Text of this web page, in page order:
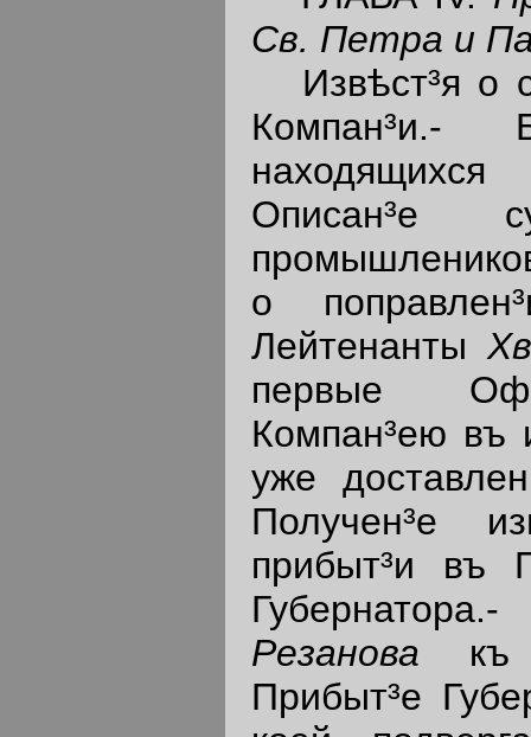
Св. Петра и
Извѣст³я о
Компан³и.-
Описан³е
о
Лейтенанты
первые
Компан³ею въ
уже
Получен³е
прибыт³и въ
Резанова къ
Прибыт³е